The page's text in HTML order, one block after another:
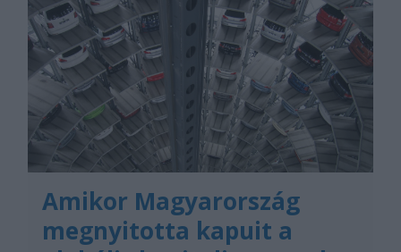
Amikor Magyarország
megnyitotta kapuit a